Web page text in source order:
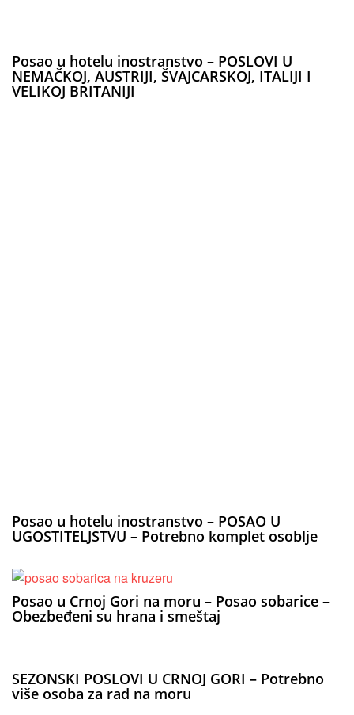
Posao u hotelu inostranstvo – POSLOVI U
NEMAČKOJ, AUSTRIJI, ŠVAJCARSKOJ, ITALIJI I
VELIKOJ BRITANIJI
Posao u hotelu inostranstvo – POSAO U
UGOSTITELJSTVU – Potrebno komplet osoblje
Posao u Crnoj Gori na moru – Posao sobarice –
Obezbeđeni su hrana i smeštaj
SEZONSKI POSLOVI U CRNOJ GORI – Potrebno
više osoba za rad na moru